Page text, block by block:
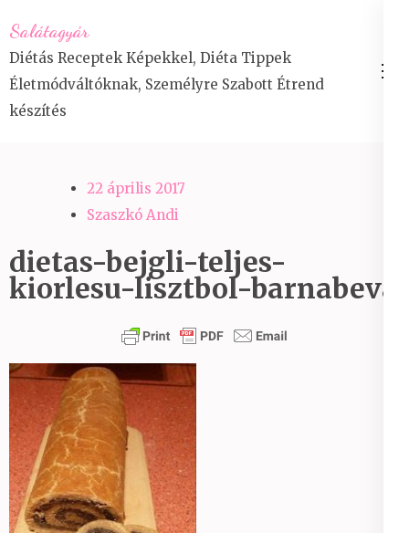
to
content
(Press
Enter)
Salátagyár
Diétás Receptek Képekkel, Diéta Tippek
Életmódváltóknak, Személyre Szabott Étrend
készítés
22 április 2017
Szaszkó Andi
dietas-bejgli-teljes-
kiorlesu-lisztbol-barnabeva